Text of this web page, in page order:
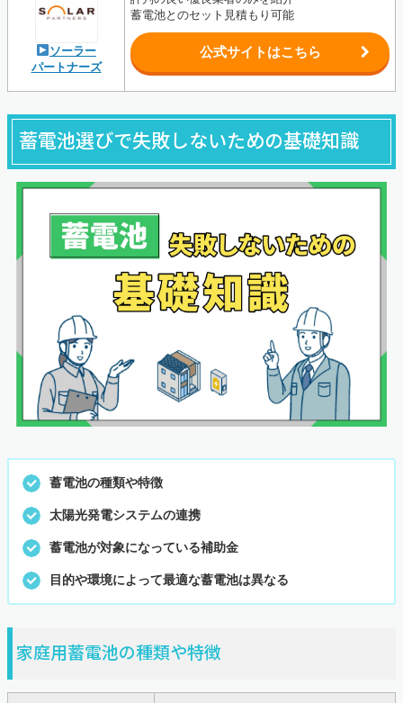
ソーラー
パートナーズ
蓄電池とのセット見積もり可能
公式サイトはこちら
蓄電池選びで失敗しないための基礎知識
蓄電池の種類や特徴
太陽光発電システムの連携
蓄電池が対象になっている補助金
目的や環境によって最適な蓄電池は異なる
家庭用蓄電池の種類や特徴